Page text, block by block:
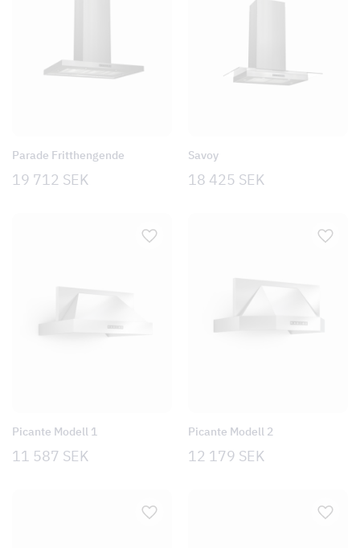
Parade Fritthengende
19 712 SEK
Savoy
18 425 SEK
Picante Modell 1
11 587 SEK
Picante Modell 2
12 179 SEK